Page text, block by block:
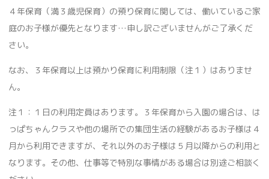
４年保育（満３歳児保育）の預り保育に関しては、働いているご家
庭のお子様が優先となります…申し訳ございませんがご了承くだ
さい。
なお、３年保育以上は預かり保育に利用制限（注１）はありませ
ん。
注１：１日の利用定員はあります。３年保育から入園の場合は、は
っぱちゃんクラスや他の場所での集団生活の経験があるお子様は４
月から利用できますが、それ以外のお子様は５月以降からの利用と
なります。その他、仕事等で特別な事情がある場合は別途ご相談く